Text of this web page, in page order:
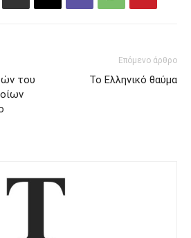
του
Επόμενο άρθρο
Το Ελληνικό θαύμα